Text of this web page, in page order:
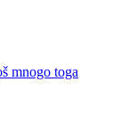
mnogo toga